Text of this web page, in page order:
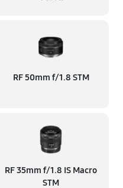
RF 50mm f/1.8 STM
RF 35mm f/1.8 IS Macro
STM